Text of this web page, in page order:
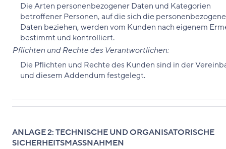
Die Arten personenbezogener Daten und Kategorien
betroffener Personen, auf die sich die
Daten beziehen, werden vom Kunden nach eigenem
bestimmt und kontrolliert.
Pflichten und Rechte des Verantwortlichen:
Die Pflichten und Rechte des Kunden sind in der
und diesem Addendum festgelegt.
ANLAGE 2: TECHNISCHE UND ORGANISATORISCHE
SICHERHEITSMASSNAHMEN